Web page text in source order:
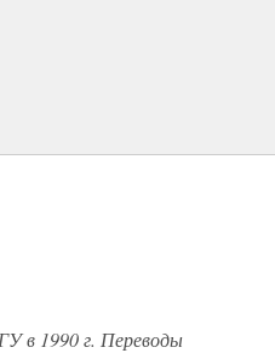
в 1990 г. Переводы